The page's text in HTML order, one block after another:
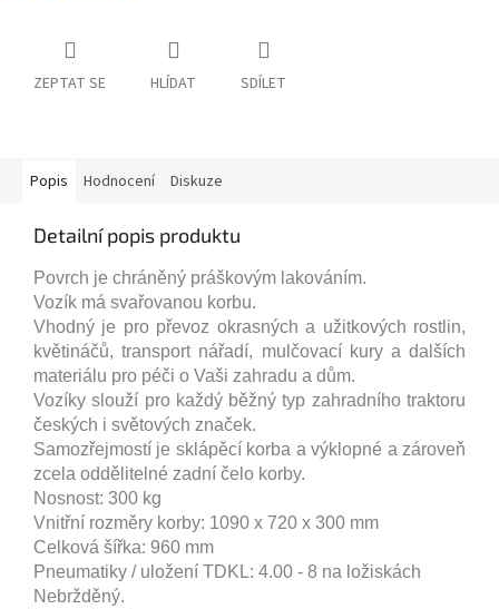
ZEPTAT SE HLÍDAT SDÍLET
Popis Hodnocení Diskuze
Detailní popis produktu
Povrch je chráněný práškovým lakováním.
Vozík má svařovanou korbu.
Vhodný je pro převoz okrasných a užitkových rostlin,
květináčů, transport nářadí, mulčovací kury a dalších
materiálu pro péči o Vaši zahradu a dům.
Vozíky slouží pro každý běžný typ zahradního traktoru
českých i světových značek.
Samozřejmostí je sklápěcí korba a výklopné a zároveň
zcela oddělitelné zadní čelo korby.
Nosnost: 300 kg
Vnitřní rozměry korby: 1090 x 720 x 300 mm
Celková šířka: 960 mm
Pneumatiky / uložení TDKL: 4.00 - 8 na ložiskách
Nebržděný.